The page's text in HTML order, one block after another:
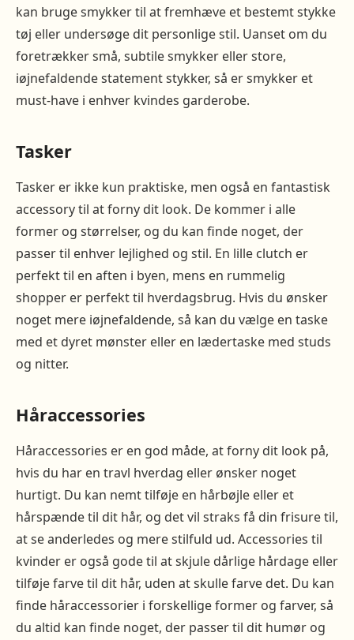
kan bruge smykker til at fremhæve et bestemt stykke
tøj eller undersøge dit personlige stil. Uanset om du
foretrækker små, subtile smykker eller store,
iøjnefaldende statement stykker, så er smykker et
must-have i enhver kvindes garderobe.
Tasker
Tasker er ikke kun praktiske, men også en fantastisk
accessory til at forny dit look. De kommer i alle
former og størrelser, og du kan finde noget, der
passer til enhver lejlighed og stil. En lille clutch er
perfekt til en aften i byen, mens en rummelig
shopper er perfekt til hverdagsbrug. Hvis du ønsker
noget mere iøjnefaldende, så kan du vælge en taske
med et dyret mønster eller en lædertaske med studs
og nitter.
Håraccessories
Håraccessories er en god måde, at forny dit look på,
hvis du har en travl hverdag eller ønsker noget
hurtigt. Du kan nemt tilføje en hårbøjle eller et
hårspænde til dit hår, og det vil straks få din frisure til,
at se anderledes og mere stilfuld ud. Accessories til
kvinder er også gode til at skjule dårlige hårdage eller
tilføje farve til dit hår, uden at skulle farve det. Du kan
finde håraccessorier i forskellige former og farver, så
du altid kan finde noget, der passer til dit humør og